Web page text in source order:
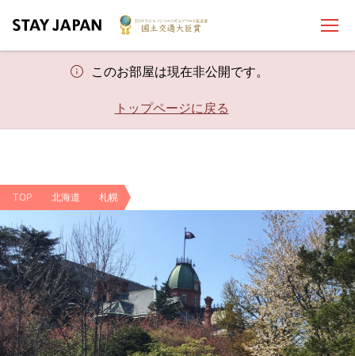
このお部屋は現在非公開です。
トップページに戻る
TOP 北海道 札幌